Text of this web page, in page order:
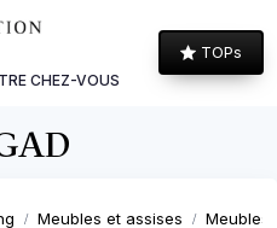
CHEZ-VOUS
TOPs
Meubles et assises Meubles